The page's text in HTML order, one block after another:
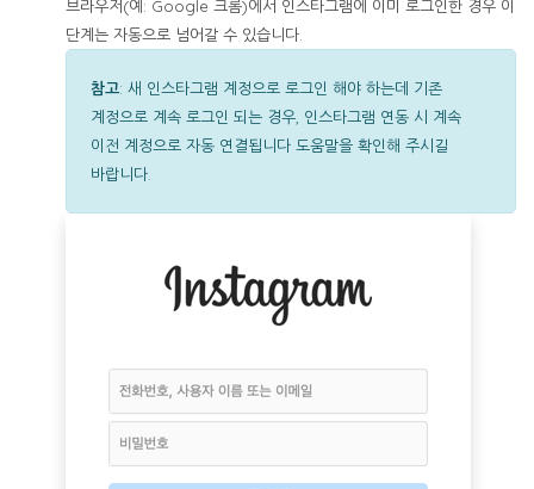
브라우저(예: Google 크롬)에서 인스타그램에 이미 로그인한 경우 이
단계는 자동으로 넘어갈 수 있습니다.
참고: 새 인스타그램 계정으로 로그인 해야 하는데 기존
계정으로 계속 로그인 되는 경우, 인스타그램 연동 시 계속
이전 계정으로 자동 연결됩니다 도움말을 확인해 주시길
바랍니다.